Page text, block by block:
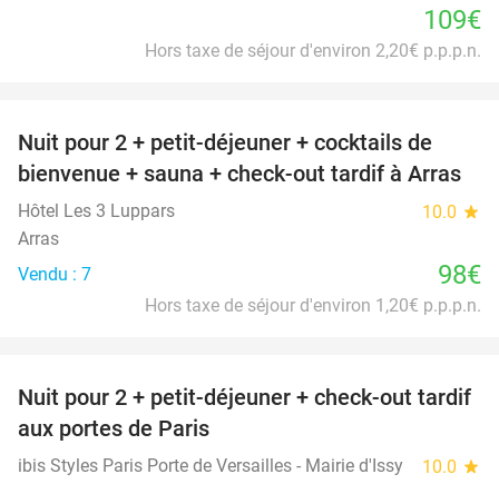
109€
Hors taxe de séjour d'environ 2,20€ p.p.p.n.
Nuit pour 2 + petit-déjeuner + cocktails de
bienvenue + sauna + check-out tardif à Arras
Hôtel Les 3 Luppars 10.0 star
Arras
Vendu : 7
98€
Hors taxe de séjour d'environ 1,20€ p.p.p.n.
43%
Nuit pour 2 + petit-déjeuner + check-out tardif
aux portes de Paris
ibis Styles Paris Porte de Versailles - Mairie d'Issy 10.0 star